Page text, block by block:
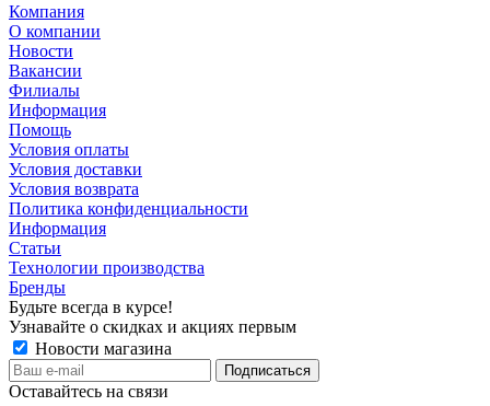
Компания
О компании
Новости
Вакансии
Филиалы
Информация
Помощь
Условия оплаты
Условия доставки
Условия возврата
Политика конфиденциальности
Информация
Статьи
Технологии производства
Бренды
Будьте всегда в курсе!
Узнавайте о скидках и акциях первым
Новости магазина
Оставайтесь на связи